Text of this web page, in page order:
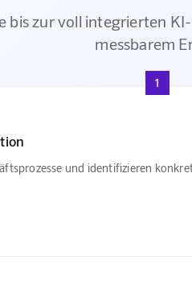
bis zur voll integrierten
messbarem
1
und identifizieren